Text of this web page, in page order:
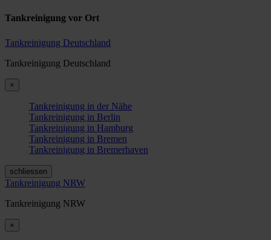
Tankreinigung vor Ort
Tankreinigung Deutschland
Tankreinigung Deutschland
×
Tankreinigung in der Nähe
Tankreinigung in Berlin
Tankreinigung in Hamburg
Tankreinigung in Bremen
Tankreinigung in Bremerhaven
schliessen
Tankreinigung NRW
Tankreinigung NRW
×